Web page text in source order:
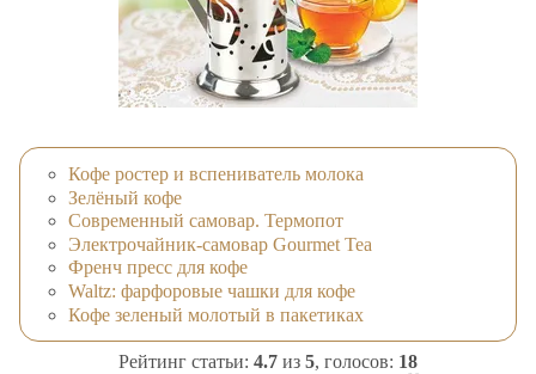
Кофе ростер и вспениватель молока
Зелёный кофе
Современный самовар. Термопот
Электрочайник-самовар Gourmet Tea
Френч пресс для кофе
Waltz: фарфоровые чашки для кофе
Кофе зеленый молотый в пакетиках
Рейтинг статьи: 4.7 из 5, голосов: 18